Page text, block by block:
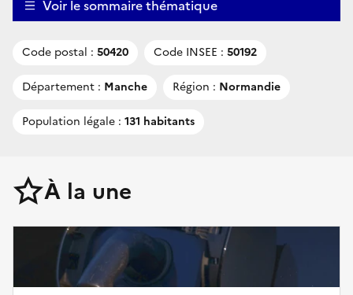
Voir le sommaire thématique
Code postal : 50420 Code INSEE : 50192
Département : Manche Région : Normandie
Population légale : 131 habitants
À la une